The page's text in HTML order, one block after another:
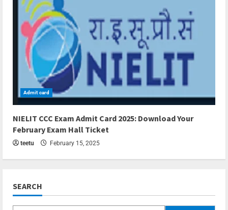
Admit card
NIELIT CCC Exam Admit Card 2025: Download Your
February Exam Hall Ticket
teetu February 15, 2025
SEARCH